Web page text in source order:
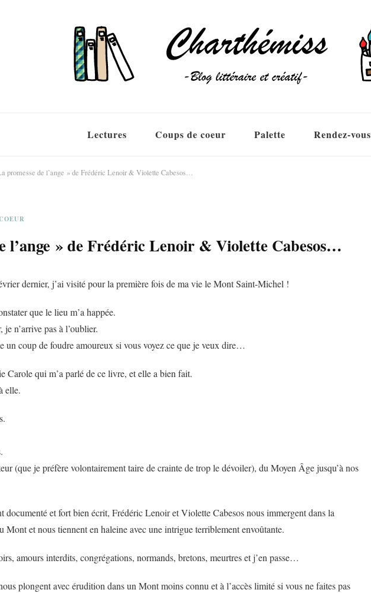
Lectures Coups de coeur Palette Rendez-vous
promesse de l’ange » de Frédéric Lenoir & Violette Cabesos…
l’ange » de Frédéric Lenoir & Violette Cabesos…
dernier, j’ai visité pour la première fois de ma vie le Mont Saint-Michel !
que le lieu m’a happée.
n’arrive pas à l’oublier.
un coup de foudre amoureux si vous voyez ce que je veux dire…
Carole qui m’a parlé de ce livre, et elle a bien fait.
elle.
(que je préfère volontairement taire de crainte de trop le dévoiler), du Moyen Âge jusqu’à nos
documenté et fort bien écrit, Frédéric Lenoir et Violette Cabesos nous immergent dans la
Mont et nous tiennent en haleine avec une intrigue terriblement envoûtante.
amours interdits, congrégations, normands, bretons, meurtres et j’en passe…
plongent avec érudition dans un Mont moins connu et à l’accès limité si vous ne faites pas